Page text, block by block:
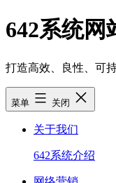
跳
至
容
642系统网
打造高效、良性、可
菜单 关闭
关于我们
642系统介绍